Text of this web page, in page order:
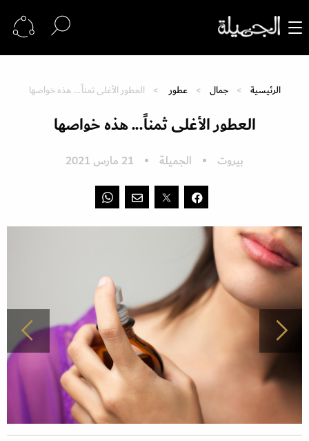
الرئيسية جمال عطور العطور الأغلى ثمناً... هذه خواصها
العطور الأغلى ثمناً... هذه خواصها
بيروت الجميلة 21 مارس 2021